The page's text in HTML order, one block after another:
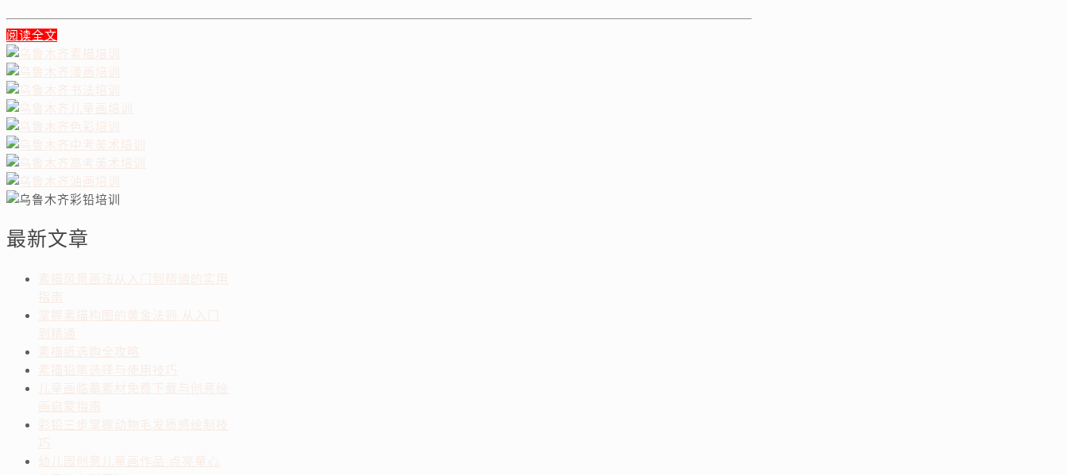
阅读全文
最新文章
素描风景画法从入门到精通的实用
指南
掌握素描构图的黄金法则 从入门
到精通
素描纸选购全攻略
素描铅笔选择与使用技巧
儿童画临摹素材免费下载与创意绘
画启蒙指南
彩铅三步掌握动物毛发质感绘制技
巧
幼儿园创意儿童画作品 点亮童心